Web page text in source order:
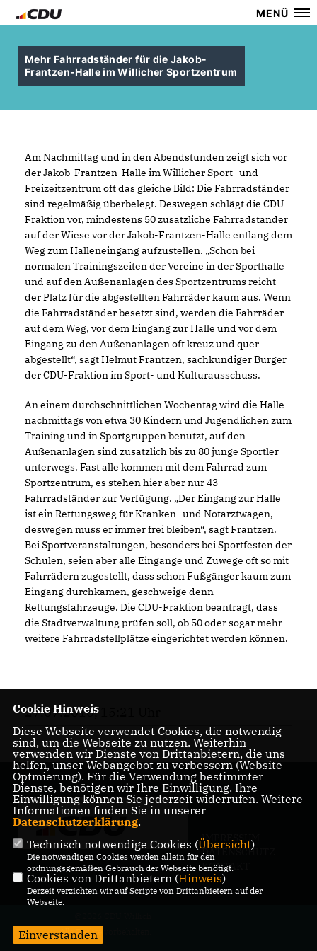
MENÜ
Mehr Fahrradständer für die Jakob-
Frantzen-Halle im Willicher Sportzentrum
Am Nachmittag und in den Abendstunden zeigt sich vor
der Jakob-Frantzen-Halle im Willicher Sport- und
Freizeitzentrum oft das gleiche Bild: Die Fahrradständer
sind regelmäßig überbelegt. Deswegen schlägt die CDU-
Fraktion vor, mindestens 50 zusätzliche Fahrradständer
auf der Wiese vor der Jakob-Frantzen-Halle entlang dem
Weg zum Halleneingang aufzustellen. „Schon bei
normalen Trainingszeiten der Vereine in der Sporthalle
und auf den Außenanlagen des Sportzentrums reicht
der Platz für die abgestellten Fahrräder kaum aus. Wenn
die Fahrradständer besetzt sind, werden die Fahrräder
auf dem Weg, vor dem Eingang zur Halle und vor dem
Eingang zu den Außenanlagen oft kreuz und quer
abgestellt“, sagt Helmut Frantzen, sachkundiger Bürger
der CDU-Fraktion im Sport- und Kulturausschuss.
An einem durchschnittlichen Wochentag wird die Halle
nachmittags von etwa 30 Kindern und Jugendlichen zum
Training und in Sportgruppen benutzt, auf den
Außenanlagen sind zusätzlich bis zu 80 junge Sportler
unterwegs. Fast alle kommen mit dem Fahrrad zum
Sportzentrum, es stehen hier aber nur 43
Fahrradständer zur Verfügung. „Der Eingang zur Halle
ist ein Rettungsweg für Kranken- und Notarztwagen,
deswegen muss er immer frei bleiben“, sagt Frantzen.
Bei Sportveranstaltungen, besonders bei Sportfesten der
Schulen, seien aber alle Eingänge und Zuwege oft so mit
Fahrrädern zugestellt, dass schon Fußgänger kaum zum
Eingang durchkämen, geschweige denn
Rettungsfahrzeuge. Die CDU-Fraktion beantragt, dass
die Stadtverwaltung prüfen soll, ob 50 oder sogar mehr
weitere Fahrradstellplätze eingerichtet werden können.
27.07.2016, 15:21 Uhr
IMPRESSUM
DATENSCHUTZ
KONTAKT
Alle Rechte vorbehalten.
Cookie Hinweis
Diese Webseite verwendet Cookies, die notwendig
sind, um die Webseite zu nutzen. Weiterhin
verwenden wir Dienste von Drittanbietern, die uns
helfen, unser Webangebot zu verbessern (Website-
Optmierung). Für die Verwendung bestimmter
Dienste, benötigen wir Ihre Einwilligung. Ihre
Einwilligung können Sie jederzeit widerrufen. Weitere
Informationen finden Sie in unserer
Datenschutzerklärung.
Technisch notwendige Cookies (Übersicht)
Die notwendigen Cookies werden allein für den
ordnungsgemäßen Gebrauch der Webseite benötigt.
Cookies von Drittanbietern (Hinweis)
Derzeit verzichten wir auf Scripte von Drittanbietern auf der
Webseite.
Einverstanden